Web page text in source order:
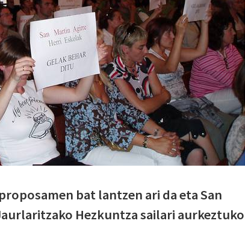
bat lantzen ari da eta San
Hezkuntza sailari aurkeztuko